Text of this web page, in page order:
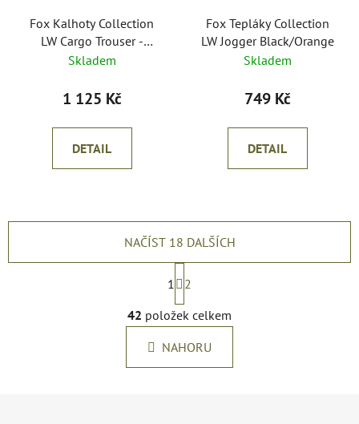
Fox Kalhoty Collection
LW Cargo Trouser -
Green/Black
Skladem
1 125 Kč
DETAIL
Fox Tepláky Collection
LW Jogger Black/Orange
Skladem
749 Kč
DETAIL
O
v
l
á
d
NAČÍST 18 DALŠÍCH
S
t
r
á
n
k
1
2
42 položek celkem
NAHORU